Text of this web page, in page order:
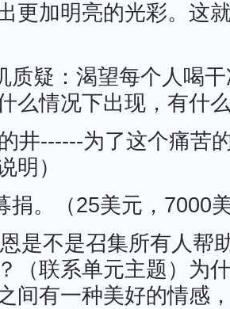
更加明亮的光彩。这
质疑：渴望每个人喝
么情况下出现，有什
井------为了这个痛苦
明）
捐。（25美元，7000
是不是召集所有人帮
（联系单元主题）为
间有一种美好的情感